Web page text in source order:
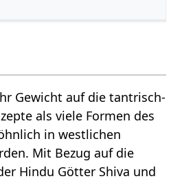
Gewicht auf die tantrisch-
als viele Formen des
in westlichen
Mit Bezug auf die
Hindu Götter Shiva und